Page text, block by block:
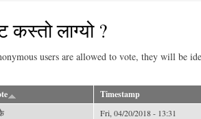
कस्तो लाग्यो ?
users are allowed to vote, they will be
Timestamp
Fri, 04/20/2018 - 13:31